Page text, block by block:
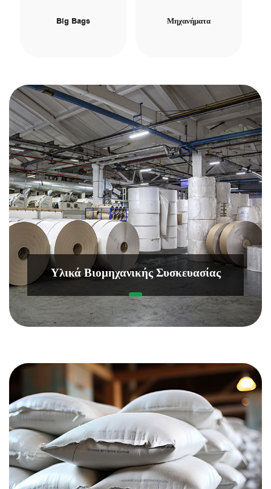
Big Bags Μηχανήματα
Υλικά Βιομηχανικής Συσκευασίας